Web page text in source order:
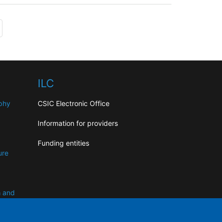
and
ILC
CSIC Electronic Office
Information for providers
Funding entities